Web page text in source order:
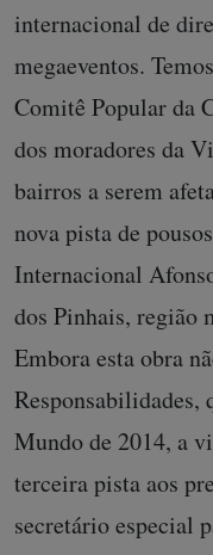
internacional de
megaeventos.
Comitê Popular da
dos moradores da
bairros a serem
nova pista de
Internacional
dos Pinhais, região
Embora esta obra
Responsabilidades,
Mundo de 2014, a
terceira pista aos
secretário especial